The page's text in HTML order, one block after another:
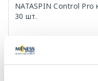
NATASPIN Control Pro
30 шт.
10.75 €